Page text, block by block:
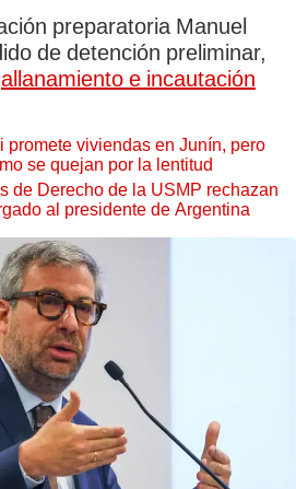
preparatoria Manuel
de detención preliminar,
allanamiento e incautación
promete viviendas en Junín, pero
se quejan por la lentitud
de Derecho de la USMP rechazan
al presidente de Argentina